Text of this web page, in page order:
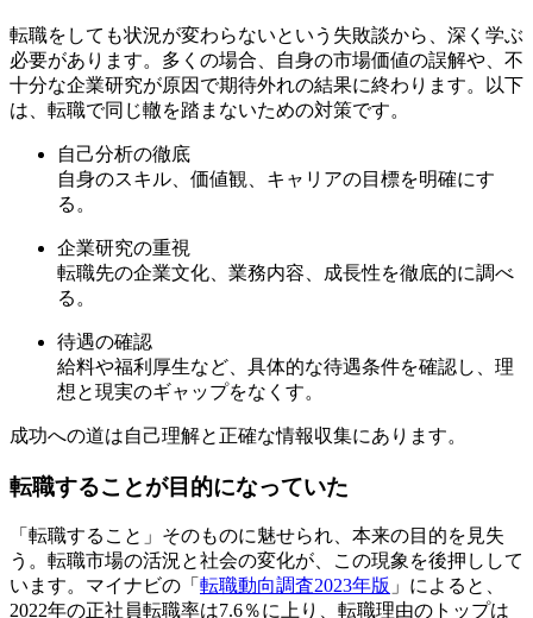
転職をしても状況が変わらないという失敗談から、深く学ぶ
必要があります。多くの場合、自身の市場価値の誤解や、不
十分な企業研究が原因で期待外れの結果に終わります。以下
は、転職で同じ轍を踏まないための対策です。
自己分析の徹底
自身のスキル、価値観、キャリアの目標を明確にす
る。
企業研究の重視
転職先の企業文化、業務内容、成長性を徹底的に調べ
る。
待遇の確認
給料や福利厚生など、具体的な待遇条件を確認し、理
想と現実のギャップをなくす。
成功への道は自己理解と正確な情報収集にあります。
転職することが目的になっていた
「転職すること」そのものに魅せられ、本来の目的を見失
う。転職市場の活況と社会の変化が、この現象を後押しして
います。マイナビの「 転職動向調査2023年版 」によると、
2022年の正社員転職率は7.6％に上り、転職理由のトップは